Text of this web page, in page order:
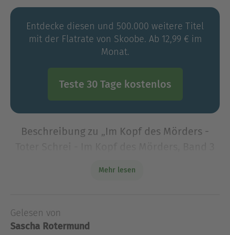
Entdecke diesen und 500.000 weitere Titel
mit der Flatrate von Skoobe. Ab 12,99 € im
Monat.
Teste 30 Tage kostenlos
Beschreibung zu „Im Kopf des Mörders -
nicht mehr sicher fühlt. Ein Unbekannter
beobachtet sie, weiß, wo sie sich aufhält, schickt
ihr bedrohliche N
Mehr lesen
Gelesen von
Sascha Rotermund